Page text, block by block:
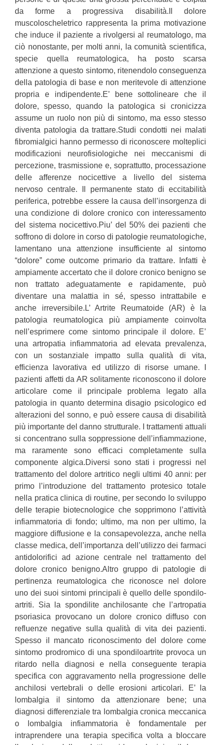
da forme a progressiva disabilità.Il dolore
muscoloscheletrico rappresenta la prima motivazione
che induce il paziente a rivolgersi al reumatologo, ma
ciò nonostante, per molti anni, la comunità scientifica,
specie quella reumatologica, ha posto scarsa
attenzione a questo sintomo, ritenendolo conseguenza
della patologia di base e non meritevole di attenzione
propria e indipendente.E’ bene sottolineare che il
dolore, spesso, quando la patologica si cronicizza
assume un ruolo non più di sintomo, ma esso stesso
diventa patologia da trattare.Studi condotti nei malati
fibromialgici hanno permesso di riconoscere molteplici
modificazioni neurofisiologiche nei meccanismi di
percezione, trasmissione e, soprattutto, processazione
delle afferenze nocicettive a livello del sistema
nervoso centrale. Il permanente stato di eccitabilità
periferica, potrebbe essere la causa dell’insorgenza di
una condizione di dolore cronico con interessamento
del sistema nocicettivo.Piu’ del 50% dei pazienti che
soffrono di dolore in corso di patologie reumatologiche,
lamentano una attenzione insufficiente al sintomo
“dolore” come outcome primario da trattare. Infatti è
ampiamente accertato che il dolore cronico benigno se
non trattato adeguatamente e rapidamente, può
diventare una malattia in sé, spesso intrattabile e
anche irreversibile.L’ Artrite Reumatoide (AR) è la
patologia reumatologica più ampiamente coinvolta
nell’esprimere come sintomo principale il dolore. E’
una artropatia infiammatoria ad elevata prevalenza,
con un sostanziale impatto sulla qualità di vita,
efficienza lavorativa ed utilizzo di risorse umane. I
pazienti affetti da AR solitamente riconoscono il dolore
articolare come il principale problema legato alla
patologia in quanto determina disagio psicologico ed
alterazioni del sonno, e può essere causa di disabilità
più importante del danno strutturale. I trattamenti attuali
si concentrano sulla soppressione dell’infiammazione,
ma raramente sono efficaci completamente sulla
componente algica.Diversi sono stati i progressi nel
trattamento del dolore artritico negli ultimi 40 anni: per
primo l’introduzione del trattamento protesico totale
nella pratica clinica di routine, per secondo lo sviluppo
delle terapie biotecnologice che sopprimono l’attività
infiammatoria di fondo; ultimo, ma non per ultimo, la
maggiore diffusione e la consapevolezza, anche nella
classe medica, dell’importanza dell’utilizzo dei farmaci
antidolorifici ad azione centrale nel trattamento del
dolore cronico benigno.Altro gruppo di patologie di
pertinenza reumatologica che riconosce nel dolore
uno dei suoi sintomi principali è quello delle spondilo-
artriti. Sia la spondilite anchilosante che l’artropatia
psoriasica provocano un dolore cronico diffuso con
refluenze negative sulla qualità di vita dei pazienti.
Spesso il mancato riconoscimento del dolore come
sintomo prodromico di una spondiloartrite provoca un
ritardo nella diagnosi e nella conseguente terapia
specifica con aggravamento nella progressione delle
anchilosi vertebrali o delle erosioni articolari. E’ la
lombalgia il sintomo da attenzionare bene; una
diagnosi differenziale tra lombalgia cronica meccanica
o lombalgia infiammatoria è fondamentale per
intraprendere una terapia specifica volta a bloccare